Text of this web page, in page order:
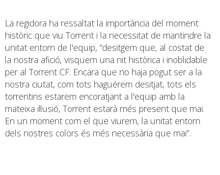
La regidora ha ressaltat la importància del moment
històric que viu Torrent i la necessitat de mantindre la
unitat entorn de l'equip, “desitgem que, al costat de
la nostra afició, visquem una nit històrica i inoblidable
per al Torrent CF. Encara que no haja pogut ser a la
nostra ciutat, com tots haguérem desitjat, tots els
torrentins estarem encoratjant a l'equip amb la
mateixa il·lusió, Torrent estarà més present que mai.
En un moment com el que viurem, la unitat entorn
dels nostres colors és més necessària que mai”.